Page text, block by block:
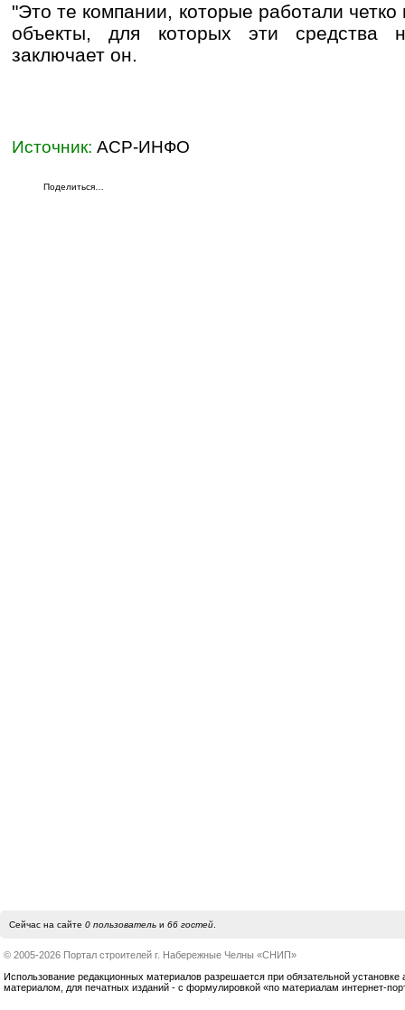
"Это те компании, которые работали
объекты, для которых эти средства
заключает он.
Источник: АСР-ИНФО
Поделиться…
Сейчас на сайте 0 пользовательи 66 гостей.
© 2005-2026 Портал строителей г. Набережные Челны «СНИП»
Использование редакционных материалов разрешается при обязательной установке
материалом, для печатных изданий - с формулировкой «по материалам интернет-